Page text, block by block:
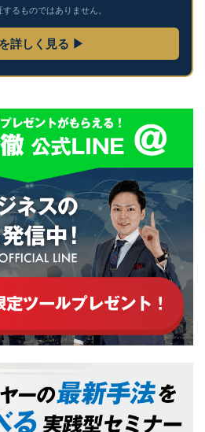
るものではありません。
詳しく見る ▶